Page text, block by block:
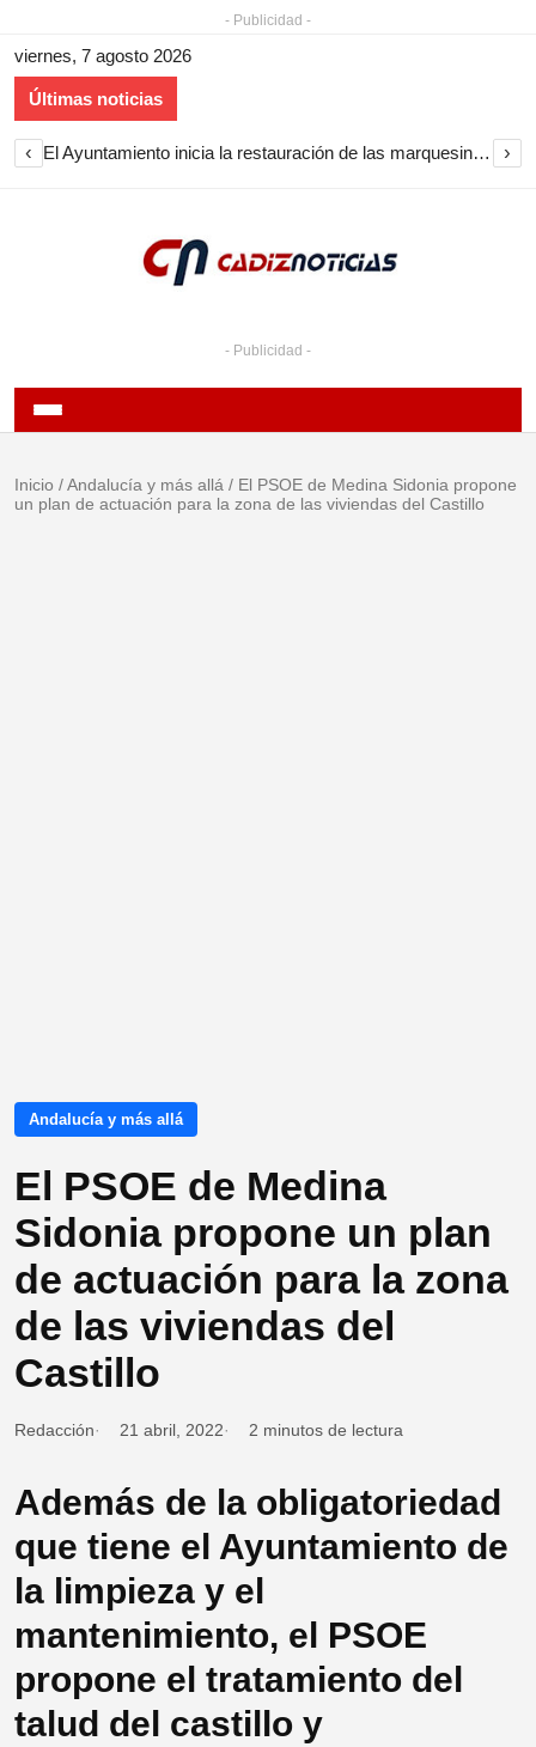
- Publicidad -
viernes, 7 agosto 2026
Últimas noticias
‹ El Ayuntamiento inicia la restauración de las marquesinas de Plaza Esteve para volver a instalarlas en el centro de Jerez ›
- Publicidad -
Inicio /Andalucía y más allá / El PSOE de Medina Sidonia propone
un plan de actuación para la zona de las viviendas del Castillo
Andalucía y más allá
El PSOE de Medina
Sidonia propone un plan
de actuación para la zona
de las viviendas del
Castillo
Redacción 21 abril, 2022 2 minutos de lectura
Además de la obligatoriedad
que tiene el Ayuntamiento de
la limpieza y el
mantenimiento, el PSOE
propone el tratamiento del
talud del castillo y